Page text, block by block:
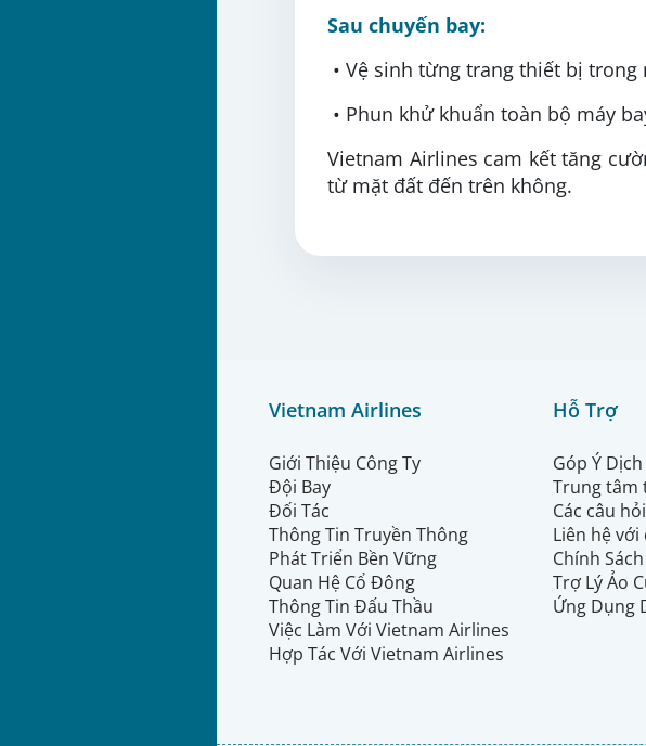
Sau chuyến bay:
• Vệ sinh từng trang thiết bị
• Phun khử khuẩn toàn bộ máy
Vietnam Airlines cam kết tăng
từ mặt đất đến trên không.
Vietnam Airlines
Giới Thiệu Công Ty
Đội Bay
Đối Tác
Thông Tin Truyền Thông
Phát Triển Bền Vững
Quan Hệ Cổ Đông
Thông Tin Đấu Thầu
Việc Làm Với Vietnam Airlines
Hợp Tác Với Vietnam Airlines
Hỗ Trợ
Góp Ý
Trung tâm
Các câu
Liên hệ với
Chính
Trợ Lý Ảo
Ứng Dụng